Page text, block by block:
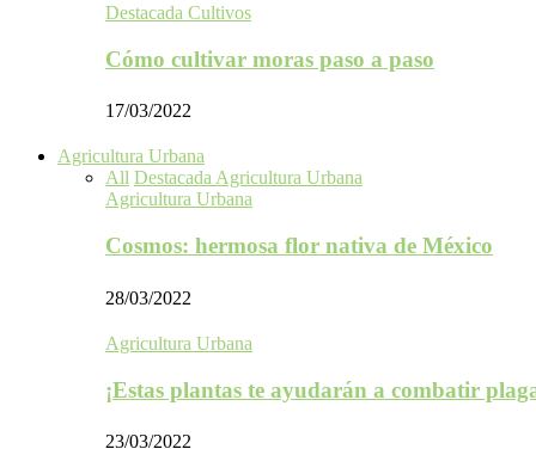
Destacada Cultivos
Cómo cultivar moras paso a paso
17/03/2022
Agricultura Urbana
All Destacada Agricultura Urbana
Agricultura Urbana
Cosmos: hermosa flor nativa de México
28/03/2022
Agricultura Urbana
¡Estas plantas te ayudarán a combatir
23/03/2022